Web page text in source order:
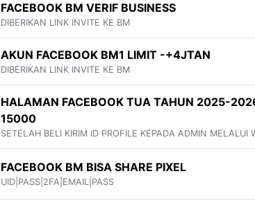
FACEBOOK BM VERIF BUSINESS
DIBERIKAN LINK INVITE KE BM
AKUN FACEBOOK BM1 LIMIT -+4JTAN
DIBERIKAN LINK INVITE KE BM
HALAMAN FACEBOOK TUA TAHUN 2025-
15000
SETELAH BELI KIRIM ID PROFILE KEPADA ADMIN MELALUI
FACEBOOK BM BISA SHARE PIXEL
UID|PASS|2FA|EMAIL|PASS